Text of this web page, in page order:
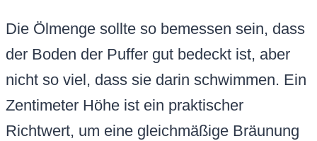
Die Ölmenge sollte so bemessen sein, dass
der Boden der Puffer gut bedeckt ist, aber
nicht so viel, dass sie darin schwimmen. Ein
Zentimeter Höhe ist ein praktischer
Richtwert, um eine gleichmäßige Bräunung